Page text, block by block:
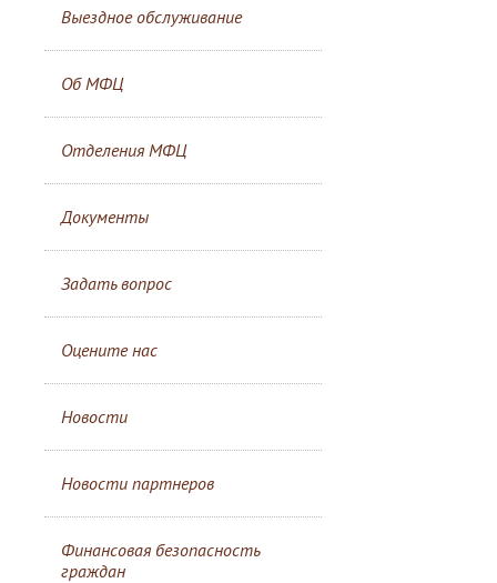
Выездное обслуживание
Об МФЦ
Отделения МФЦ
Документы
Задать вопрос
Оцените нас
Новости
Новости партнеров
Финансовая безопасность
граждан